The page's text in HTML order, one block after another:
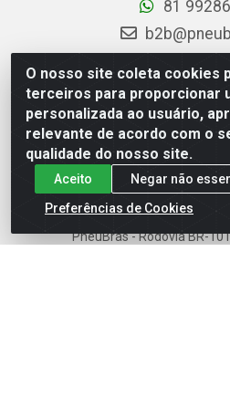
O nosso site coleta cookies
terceiros para proporcionar
personalizada ao usuário,
relevante de acordo com o
qualidade do nosso site.
Aceito
Negar não
Preferências de Cookies
81
Privacidade e
PneuBras - Rodovia BR-